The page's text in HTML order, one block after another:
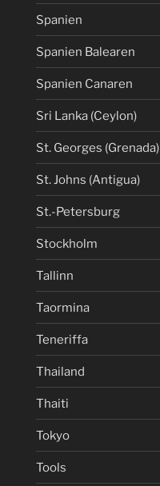
Spanien
Spanien Balearen
Spanien Canaren
Sri Lanka (Ceylon)
St. Georges (Grenada)
St. Johns (Antigua)
St.-Petersburg
Stockholm
Tallinn
Taormina
Teneriffa
Thailand
Thaiti
Tokyo
Tools